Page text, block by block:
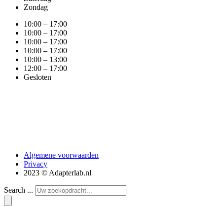
Zondag
10:00 – 17:00
10:00 – 17:00
10:00 – 17:00
10:00 – 17:00
10:00 – 13:00
12:00 – 17:00
Gesloten
Algemene voorwaarden
Privacy
2023 © Adapterlab.nl
Search ...